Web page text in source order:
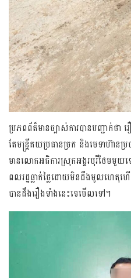
ប្រភពព័ត៏មានច្បាស់ការ​បានបញ្ជាក់ថ
តែមន្រ្តីគយប្រធានច្រក និងមេទាហ៊ានប្រ
មានលោកអធិការស្រុកអង្គរ​បុរីថែមមួយ
ពលរដ្ឋធ្លាក់ថ្លៃដោយមិនដឹងមូលហេតុហ
បានដឹងរឿងទាំងនេះទេមើលទៅ។